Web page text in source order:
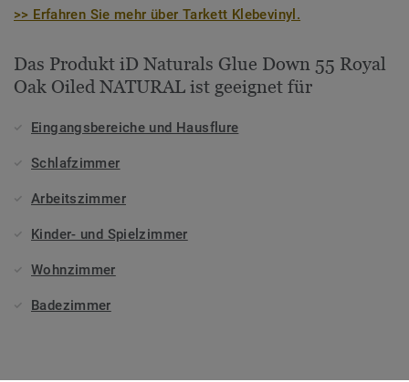
>> Erfahren Sie mehr über Tarkett Klebevinyl.
Das Produkt iD Naturals Glue Down 55 Royal
Oak Oiled NATURAL ist geeignet für
Eingangsbereiche und Hausflure
Schlafzimmer
Arbeitszimmer
Kinder- und Spielzimmer
Wohnzimmer
Badezimmer